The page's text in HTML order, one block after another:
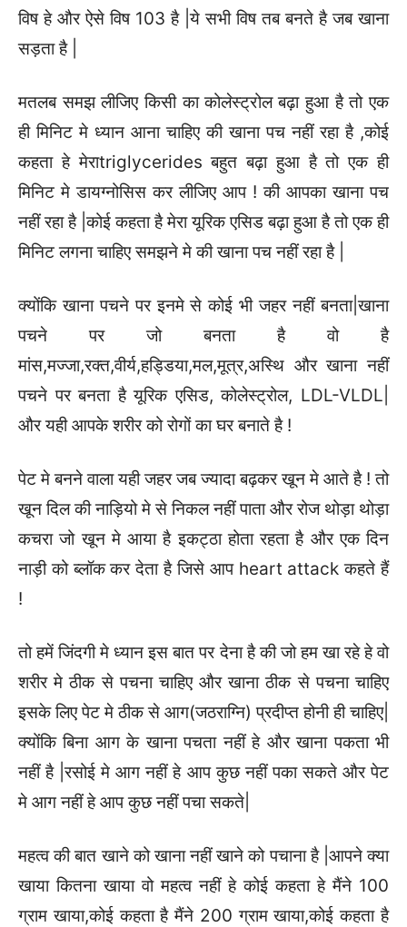
विष हे और ऐसे विष 103 है |ये सभी विष तब बनते है जब खाना
सड़ता है |
मतलब समझ लीजिए किसी का कोलेस्ट्रोल बढ़ा हुआ है तो एक
ही मिनिट मे ध्यान आना चाहिए की खाना पच नहीं रहा है ,कोई
कहता हे मेराtriglycerides बहुत बढ़ा हुआ है तो एक ही
मिनिट मे डायग्नोसिस कर लीजिए आप ! की आपका खाना पच
नहीं रहा है |कोई कहता है मेरा यूरिक एसिड बढ़ा हुआ है तो एक ही
मिनिट लगना चाहिए समझने मे की खाना पच नहीं रहा है |
क्योंकि खाना पचने पर इनमे से कोई भी जहर नहीं बनता|खाना
पचने पर जो बनता है वो है
मांस,मज्जा,रक्त,वीर्य,हड्डिया,मल,मूत्र,अस्थि और खाना नहीं
पचने पर बनता है यूरिक एसिड, कोलेस्ट्रोल, LDL-VLDL|
और यही आपके शरीर को रोगों का घर बनाते है !
पेट मे बनने वाला यही जहर जब ज्यादा बढ़कर खून मे आते है ! तो
खून दिल की नाड़ियो मे से निकल नहीं पाता और रोज थोड़ा थोड़ा
कचरा जो खून मे आया है इकट्ठा होता रहता है और एक दिन
नाड़ी को ब्लॉक कर देता है जिसे आप heart attack कहते हैं
!
तो हमें जिंदगी मे ध्यान इस बात पर देना है की जो हम खा रहे हे वो
शरीर मे ठीक से पचना चाहिए और खाना ठीक से पचना चाहिए
इसके लिए पेट मे ठीक से आग(जठराग्नि) प्रदीप्त होनी ही चाहिए|
क्योंकि बिना आग के खाना पचता नहीं हे और खाना पकता भी
नहीं है |रसोई मे आग नहीं हे आप कुछ नहीं पका सकते और पेट
मे आग नहीं हे आप कुछ नहीं पचा सकते|
महत्व की बात खाने को खाना नहीं खाने को पचाना है |आपने क्या
खाया कितना खाया वो महत्व नहीं हे कोई कहता हे मैंने 100
ग्राम खाया,कोई कहता है मैंने 200 ग्राम खाया,कोई कहता है